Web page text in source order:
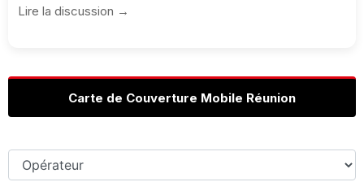
Lire la discussion →
Carte de Couverture Mobile Réunion